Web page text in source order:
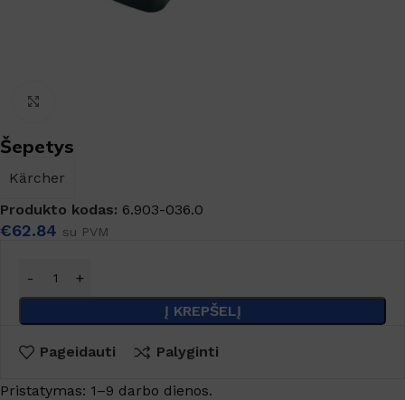
Šepetys
Kärcher
Produkto kodas: 6.903-036.0
€62.84 su PVM
Į KREPŠELĮ
Pageidauti Palyginti
Pristatymas: 1–9 darbo dienos.